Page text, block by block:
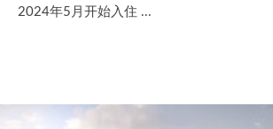
2024年5月开始入住 ...